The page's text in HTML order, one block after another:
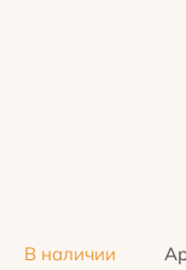
В наличии